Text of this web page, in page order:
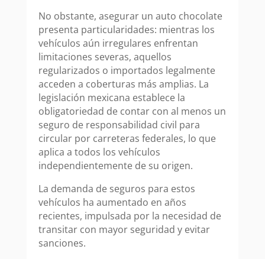
No obstante, asegurar un auto chocolate
presenta particularidades: mientras los
vehículos aún irregulares enfrentan
limitaciones severas, aquellos
regularizados o importados legalmente
acceden a coberturas más amplias. La
legislación mexicana establece la
obligatoriedad de contar con al menos un
seguro de responsabilidad civil para
circular por carreteras federales, lo que
aplica a todos los vehículos
independientemente de su origen.
La demanda de seguros para estos
vehículos ha aumentado en años
recientes, impulsada por la necesidad de
transitar con mayor seguridad y evitar
sanciones.